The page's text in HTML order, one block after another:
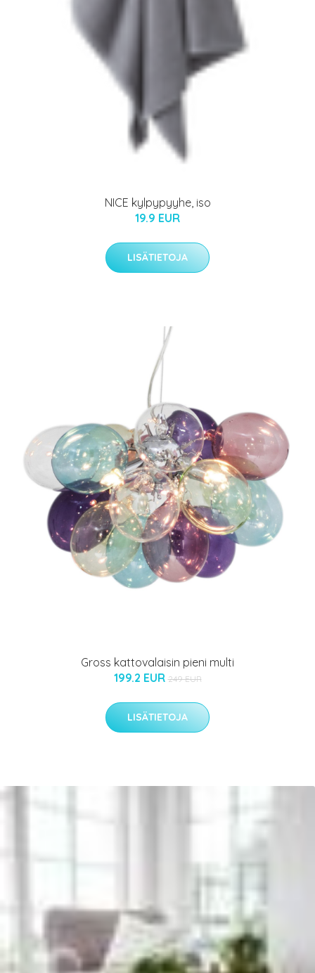
NICE kylpypyyhe, iso
19.9 EUR
LISÄTIETOJA
Gross kattovalaisin pieni multi
199.2 EUR 249 EUR
LISÄTIETOJA